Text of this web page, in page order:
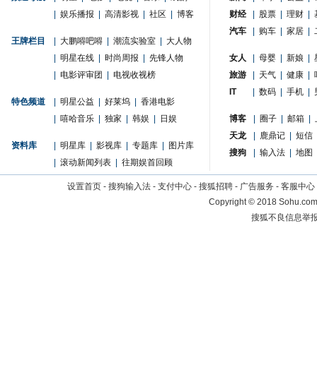
娱乐播报 高清影视 社区 博客
王牌栏目 大鹏嘚吧嘚 潮流实验室
大人物
明星在线 时尚周报
先锋人物
电影评审团 电视收视榜
特色频道 明星公益 好莱坞
香港电影
嘻哈音乐 独家 韩娱 日娱
资料库 明星库 影视库 专题库
图片库
滚动新闻列表 往期娱首回顾
财经
股票 理财
汽车
购车 家居
女人 母婴 新娘
旅游
天气 健康
IT
数码 手机
博客 圈子 邮箱
天龙
鹿鼎记
短信
搜狗
输入法 地图
设置首页 - 搜狗输入法 - 支付中心 - 搜狐招聘 - 广告服务 - 客服中心
Copyright©2018
搜狐不良信息举